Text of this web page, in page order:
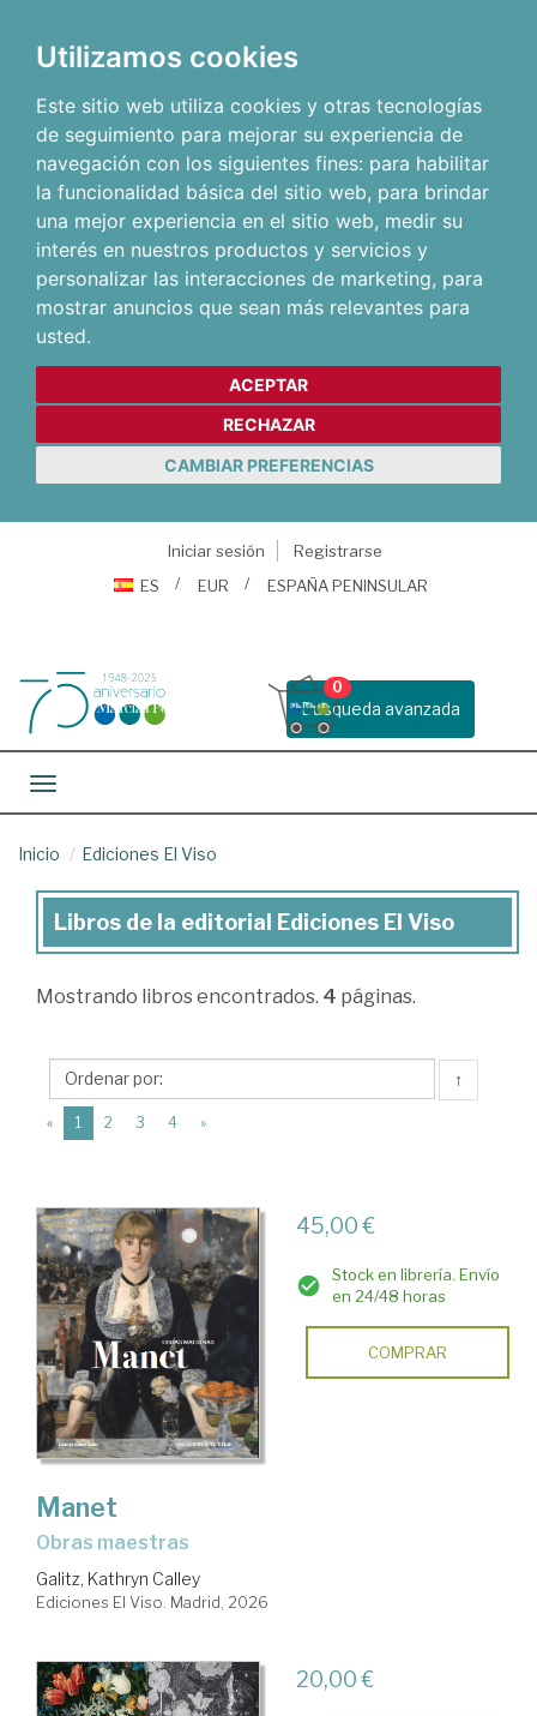
Utilizamos cookies
Este sitio web utiliza cookies y otras tecnologías
de seguimiento para mejorar su experiencia de
navegación con los siguientes fines: para habilitar
la funcionalidad básica del sitio web, para brindar
una mejor experiencia en el sitio web, medir su
interés en nuestros productos y servicios y
personalizar las interacciones de marketing, para
mostrar anuncios que sean más relevantes para
usted.
ACEPTAR
RECHAZAR
CAMBIAR PREFERENCIAS
Iniciar sesión
Registrarse
ES
EUR ESPAÑA PENINSULAR
Busqueda avanzada
0
Toggle navigation
Inicio Ediciones El Viso
Libros
la
Ediciones
El
Libros de la editorial Ediciones El Viso
Mostrando libros encontrados. 4 páginas.
↑
« 1 (current)
2 3 4 »
45,00 €
Stock en librería. Envío
en 24/48 horas
COMPRAR
Manet
Obras maestras
Galitz, Kathryn Calley
Ediciones El Viso. Madrid, 2026
20,00 €